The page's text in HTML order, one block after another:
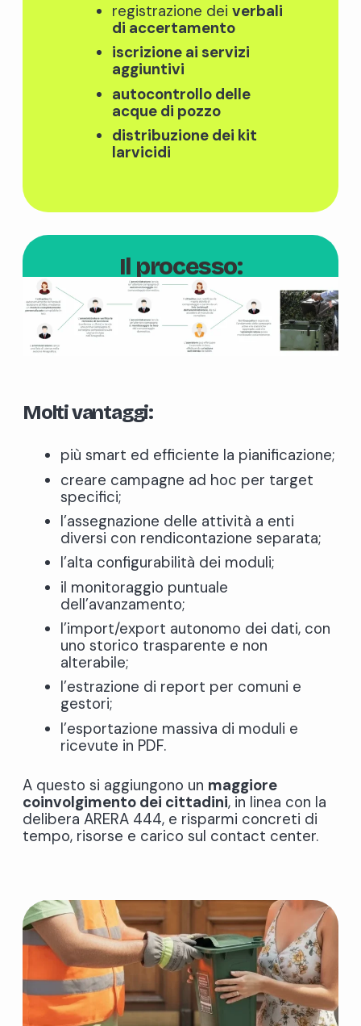
registrazione dei verbali
di accertamento
iscrizione ai servizi
aggiuntivi
autocontrollo delle
acque di pozzo
distribuzione dei kit
larvicidi
Il processo:
Molti vantaggi:
più smart ed efficiente la pianificazione;
creare campagne ad hoc per target
specifici;
l’assegnazione delle attività a enti
diversi con rendicontazione separata;
l’alta configurabilità dei moduli;
il monitoraggio puntuale
dell’avanzamento;
l’import/export autonomo dei dati, con
uno storico trasparente e non
alterabile;
l’estrazione di report per comuni e
gestori;
l’esportazione massiva di moduli e
ricevute in PDF.
A questo si aggiungono un maggiore
coinvolgimento dei cittadini, in linea con la
delibera ARERA 444, e risparmi concreti di
tempo, risorse e carico sul contact center.